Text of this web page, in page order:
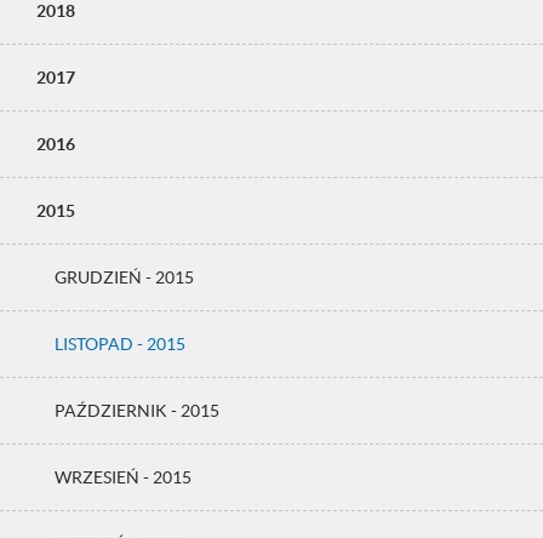
2018
2017
2016
2015
GRUDZIEŃ - 2015
LISTOPAD - 2015
PAŹDZIERNIK - 2015
WRZESIEŃ - 2015